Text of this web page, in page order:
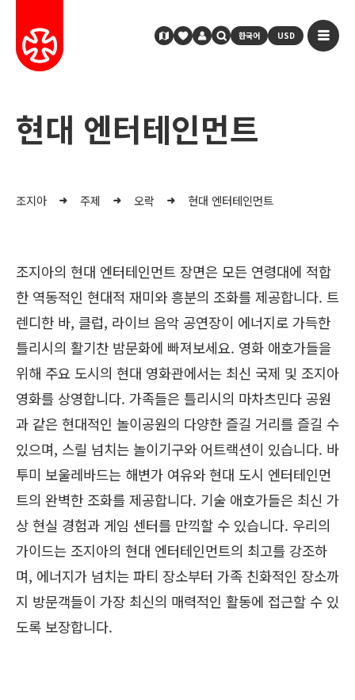
한국어 USD
현대 엔터테인먼트
조지아 주제 오락 현대 엔터테인먼트
조지아의 현대 엔터테인먼트 장면은 모든 연령대에 적합
한 역동적인 현대적 재미와 흥분의 조화를 제공합니다. 트
렌디한 바, 클럽, 라이브 음악 공연장이 에너지로 가득한
틀리시의 활기찬 밤문화에 빠져보세요. 영화 애호가들을
위해 주요 도시의 현대 영화관에서는 최신 국제 및 조지아
영화를 상영합니다. 가족들은 틀리시의 마차츠민다 공원
과 같은 현대적인 놀이공원의 다양한 즐길 거리를 즐길 수
있으며, 스릴 넘치는 놀이기구와 어트랙션이 있습니다. 바
투미 보울레바드는 해변가 여유와 현대 도시 엔터테인먼
트의 완벽한 조화를 제공합니다. 기술 애호가들은 최신 가
상 현실 경험과 게임 센터를 만끽할 수 있습니다. 우리의
가이드는 조지아의 현대 엔터테인먼트의 최고를 강조하
며, 에너지가 넘치는 파티 장소부터 가족 친화적인 장소까
지 방문객들이 가장 최신의 매력적인 활동에 접근할 수 있
도록 보장합니다.